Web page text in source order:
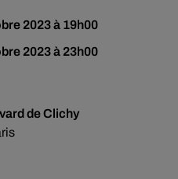
2023 à 19h00
2023 à 23h00
de Clichy